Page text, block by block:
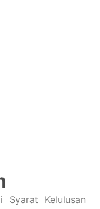
Syarat Kelulusan